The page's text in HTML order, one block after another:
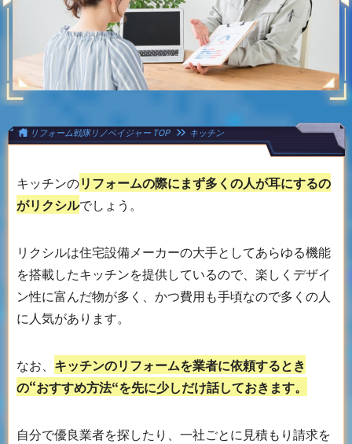
リフォーム戦隊リノベイジャーTOP キッチン
キッチンのリフォームの際にまず多くの人が耳にするの
がリクシルでしょう。
リクシルは住宅設備メーカーの大手としてあらゆる機能
を搭載したキッチンを提供しているので、楽しくデザイ
ン性に富んだ物が多く、かつ費用も手頃なので多くの人
に人気があります。
なお、 キッチンのリフォームを業者に依頼するとき
の“おすすめ方法“を先に少しだけ話しておきます。
自分で優良業者を探したり、一社ごとに見積もり請求を